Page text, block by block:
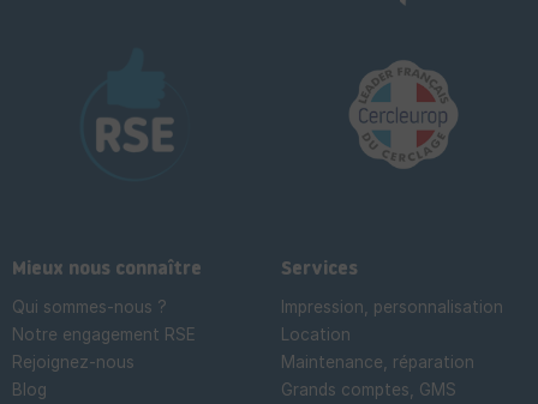
Mieux nous connaître
Qui sommes-nous ?
Notre engagement RSE
Rejoignez-nous
Blog
Services
Impression, personnalisation
Location
Maintenance, réparation
Grands comptes, GMS